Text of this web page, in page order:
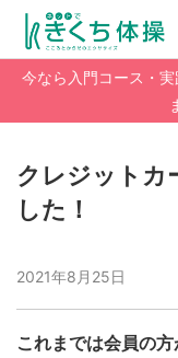
今なら入門コース・
クレジットカ
した！
2021年8月25日
これまでは会員の